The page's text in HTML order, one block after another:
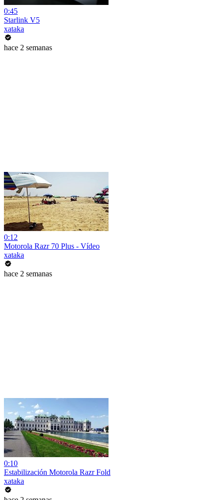
0:45
Starlink V5
xataka
hace 2 semanas
0:12
Motorola Razr 70 Plus - Vídeo
xataka
hace 2 semanas
0:10
Estabilización Motorola Razr Fold
xataka